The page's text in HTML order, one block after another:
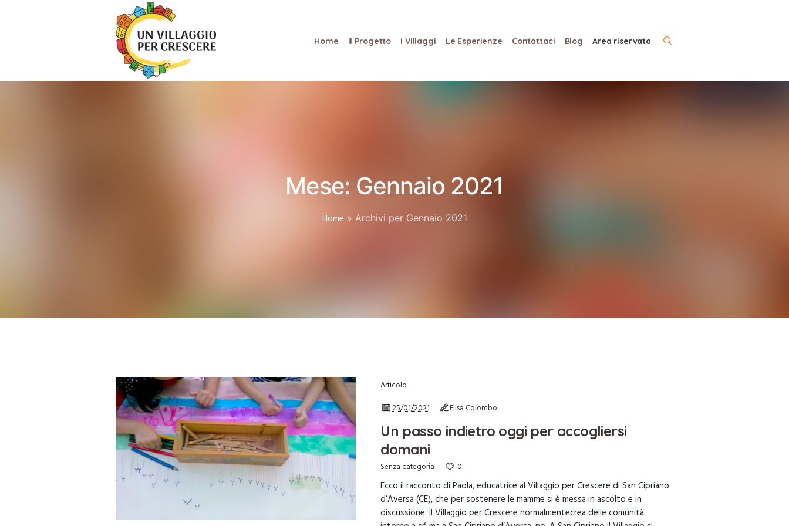
Home Il Progetto I Villaggi Le Esperienze Contattaci Blog Area riservata
Mese: Gennaio 2021
Home » Archivi per Gennaio 2021
Articolo
25/01/2021
Elisa Colombo
Un passo indietro oggi per accogliersi
domani
Senza categoria 0
Ecco il racconto di Paola, educatrice al Villaggio per Crescere di San Cipriano
d’Aversa (CE), che per sostenere le mamme si è messa in ascolto e in
discussione. Il Villaggio per Crescere normalmentecrea delle comunità